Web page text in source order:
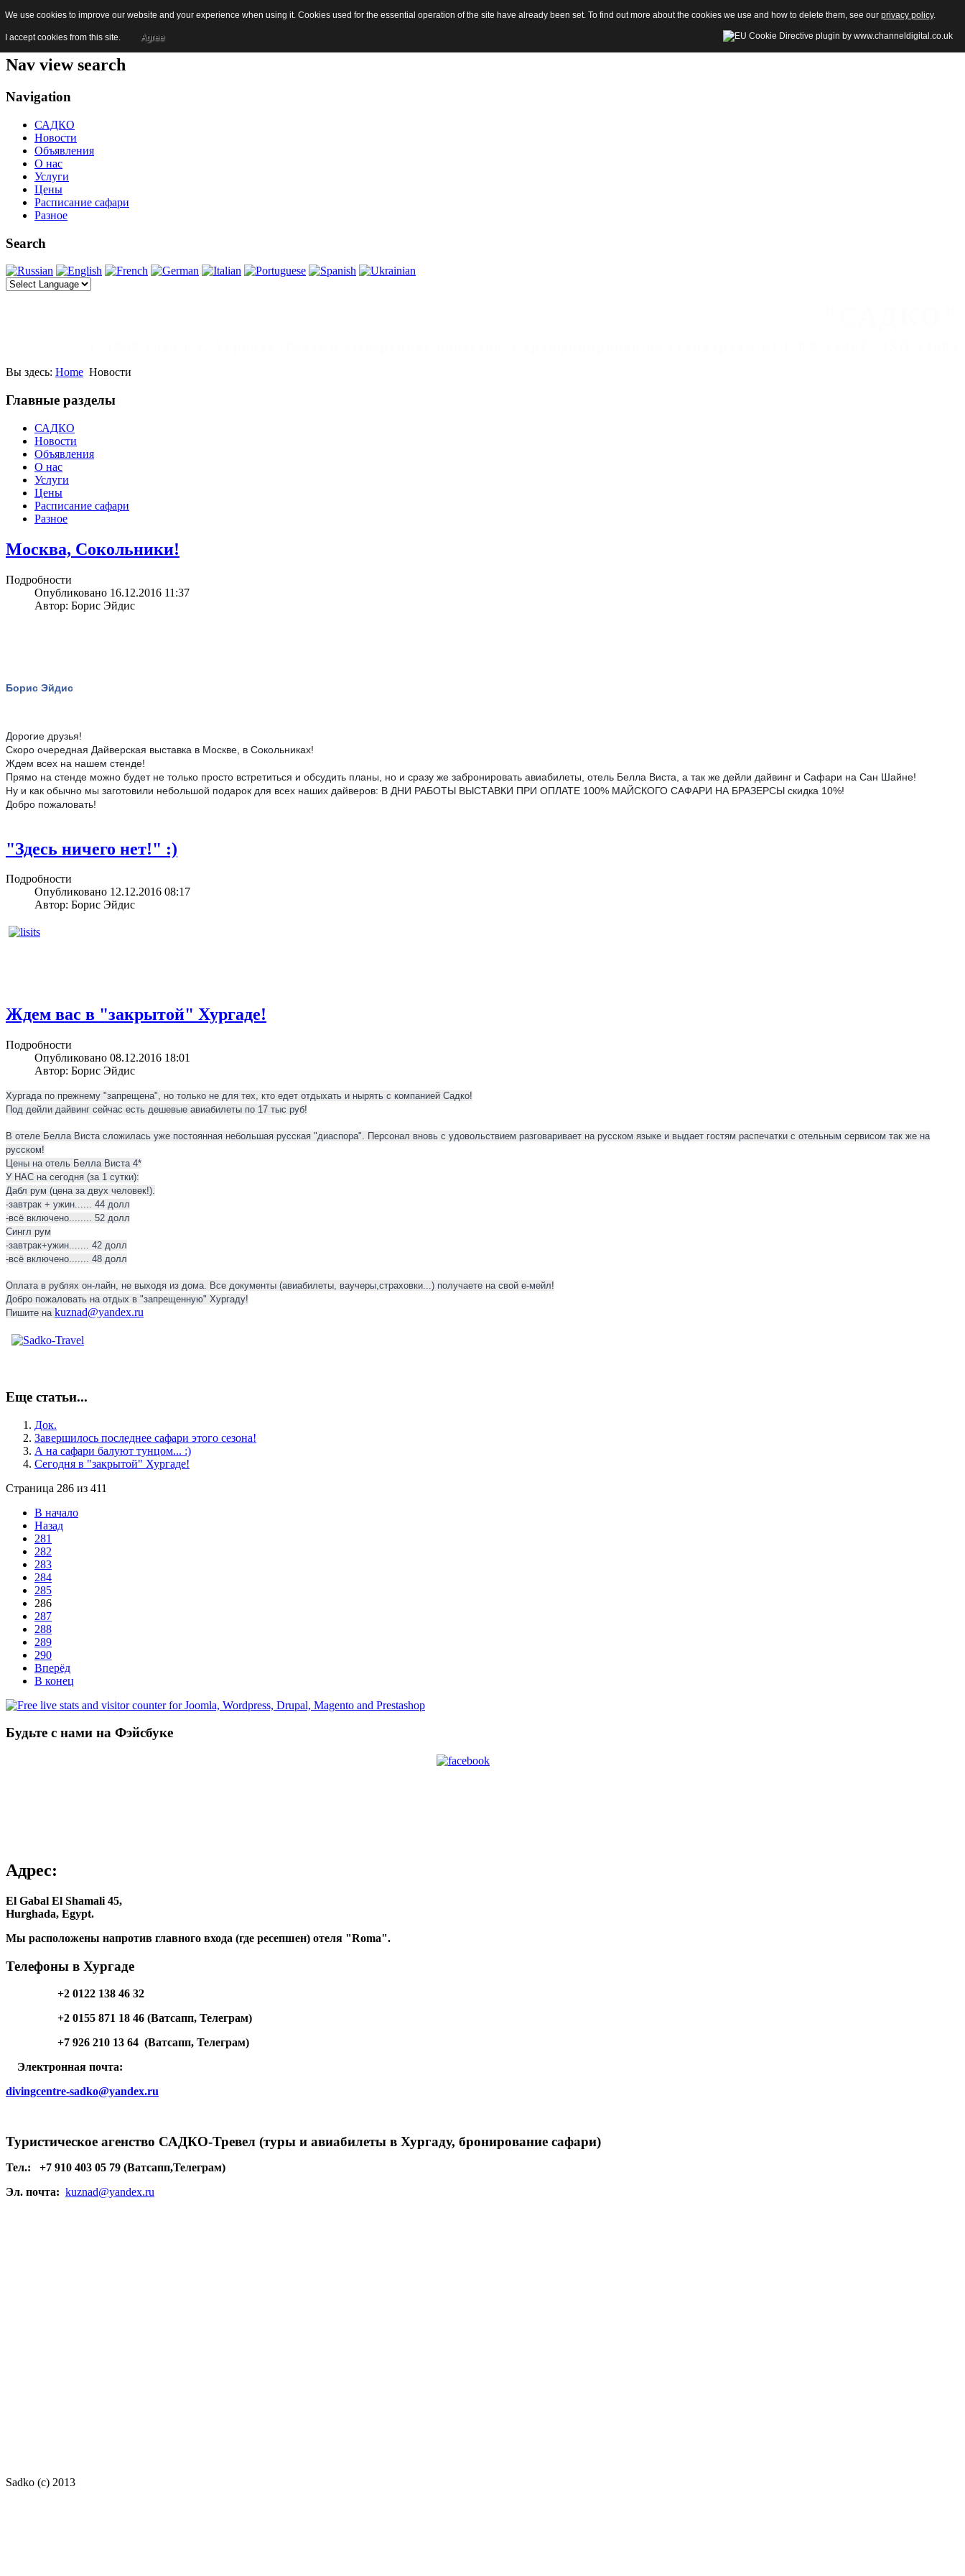
Skip to content
Jump to main navigation and login
Nav view search
Navigation
САДКО
Новости
Объявления
О нас
Услуги
Цены
Расписание сафари
Разное
Search
Вы здесь: Home Новости
Главные разделы
САДКО
Новости
Объявления
О нас
Услуги
Цены
Расписание сафари
Разное
Москва, Сокольники!
Подробности
Опубликовано 16.12.2016 11:37
Автор: Борис Эйдис
Борис Эйдис
Дорогие друзья!
Скоро очередная Дайверская выставка в Москве, в Сокольниках!
Ждем всех на нашем стенде!
Прямо на стенде можно будет не только просто встретиться и обсудить планы, но и сразу же забронировать авиабилеты, отель Белла Виста, а так же дейли дайвинг и Сафари на Сан Шайне!
Ну и как обычно мы заготовили небольшой подарок для всех наших дайверов: В ДНИ РАБОТЫ ВЫСТАВКИ ПРИ ОПЛАТЕ 100% МАЙСКОГО САФАРИ НА БРАЗЕРСЫ скидка 10%!
Добро пожаловать!
"Здесь ничего нет!" :)
Подробности
Опубликовано 12.12.2016 08:17
Автор: Борис Эйдис
Ждем вас в "закрытой" Хургаде!
Подробности
Опубликовано 08.12.2016 18:01
Автор: Борис Эйдис
Хургада по прежнему "запрещена", но только не для тех, кто едет отдыхать и нырять с компанией Садко!
Под дейли дайвинг сейчас есть дешевые авиабилеты по 17 тыс руб!
В отеле Белла Виста сложилась уже постоянная небольшая русская "диаспора". Персонал вновь с удовольствием разговаривает на русском языке и выдает гостям распечатки с отельным сервисом так же на
русском!
Цены на отель Белла Виста 4*
У НАС на сегодня (за 1 сутки):
Дабл рум (цена за двух человек!).
-завтрак + ужин...... 44 долл
-всё включено........ 52 долл
Сингл рум
-завтрак+ужин....... 42 долл
-всё включено....... 48 долл
Оплата в рублях он-лайн, не выходя из дома. Все документы (авиабилеты, ваучеры,страховки...) получаете на свой е-мейл!
Добро пожаловать на отдых в "запрещенную" Хургаду!
Пишите на kuznad@yandex.ru
Еще статьи...
Док.
Завершилось последнее сафари этого сезона!
А на сафари балуют тунцом... :)
Сегодня в "закрытой" Хургаде!
Страница 286 из 411
В начало
Назад
281
282
283
284
285
286
287
288
289
290
Вперёд
В конец
Будьте с нами на Фэйсбуке
Адрес:
El Gabal El Shamali 45,
Hurghada, Egypt.
Мы расположены напротив главного входа (где ресепшен) отеля "Roma".
Телефоны в Хургаде
+2 0122 138 46 32
+2 0155 871 18 46 (Ватсапп, Телеграм)
+7 926 210 13 64 (Ватсапп, Телеграм)
Электронная почта:
divingcentre-sadko@yandex.ru
Туристическое агенство САДКО-Тревел (туры и авиабилеты в Хургаду, бронирование сафари)
Тел.:
+7 910 403 05 79 (Ватсапп,Телеграм)
Эл. почта: kuznad@yandex.ru
Sadko (c) 2013
We use cookies to improve our website and your experience when using it. Cookies used for the essential operation of the site have already been set. To find out more about the cookies we use and how to delete them, see our privacy policy.
I accept cookies from this site. Agree